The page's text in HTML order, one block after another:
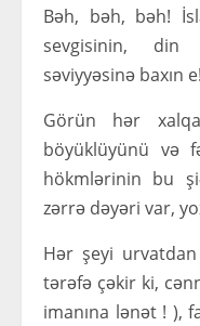
Bəh, bəh, bəh!
sevgisinin, din
səviyyəsinə baxın
Görün hər
böyüklüyünü və
hökmlərinin bu
zərrə dəyəri var,
Hər şeyi
tərəfə çəkir ki,
imanına lənət ! ),